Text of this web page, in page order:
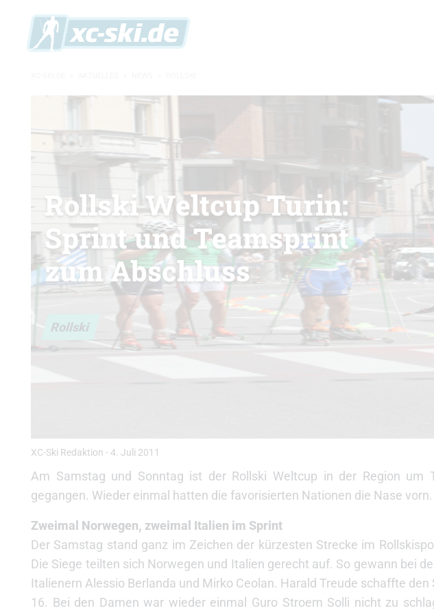
Rollski
Rollski Weltcup Turin:
Sprint und Teamsprint
zum Abschluss
XC-Ski Redaktion -4. Juli 2011
Am Samstag und Sonntag ist der Rollski Weltcup in der Region um
gegangen. Wieder einmal hatten die favorisierten Nationen die Nase vorn.
Zweimal Norwegen, zweimal Italien im Sprint
Der Samstag stand ganz im Zeichen der kürzesten Strecke im
Die Siege teilten sich Norwegen und Italien gerecht auf. So gewann bei
Italienern Alessio Berlanda und Mirko Ceolan. Harald Treude schaffte
16. Bei den Damen war wieder einmal Guro Stroem Solli nicht zu